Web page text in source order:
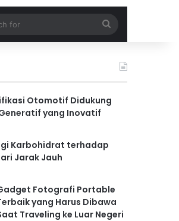
for
Otomotif Didukung
yang Inovatif
Karbohidrat terhadap
Jarak Jauh
Fotografi Portable
yang Harus Dibawa
Traveling ke Luar Negeri